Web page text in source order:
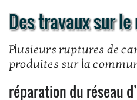
Des travaux sur le
Plusieurs ruptures de
produites sur la
réparation du réseau